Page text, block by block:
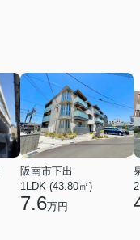
阪南市下出
1LDK (43.80㎡)
7.6万円